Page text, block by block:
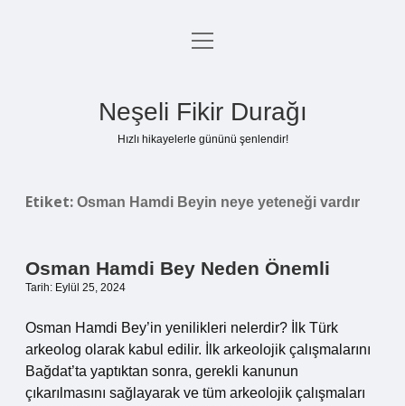
Anasayfa
menüyü
Neşeli Fikir Durağı
Hızlı hikayelerle gününü şenlendir!
Etiket: Osman Hamdi Beyin neye yeteneği vardır
Osman Hamdi Bey Neden Önemli
Tarih: Eylül 25, 2024
Osman Hamdi Bey’in yenilikleri nelerdir? İlk Türk
arkeolog olarak kabul edilir. İlk arkeolojik çalışmalarını
Bağdat’ta yaptıktan sonra, gerekli kanunun
çıkarılmasını sağlayarak ve tüm arkeolojik çalışmaları